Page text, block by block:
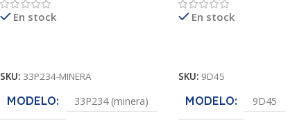
En stock
SKU: 33P234-MINERA
MODELO 33P234 (minera)
En stock
SKU: 9D45
MODELO 9D45